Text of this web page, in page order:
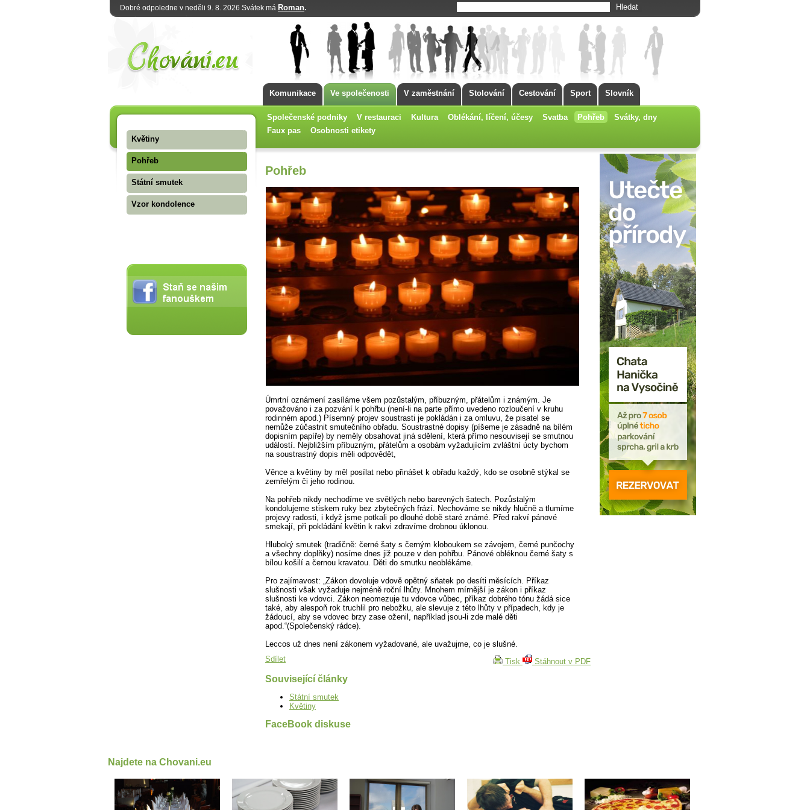
Dobré odpoledne v neděli 9. 8. 2026 Svátek má Roman.
Komunikace Ve společenosti V zaměstnání Stolování Cestování Sport Slovník
Společenské podniky V restauraci Kultura Oblékání, líčení, účesy Svatba Pohřeb
Svátky, dny
Faux pas
Osobnosti etikety
Květiny
Pohřeb
Státní smutek
Vzor kondolence
Pohřeb
Úmrtní oznámení zasíláme všem pozůstalým, příbuzným, přátelům i známým. Je
považováno i za pozvání k pohřbu (není-li na parte přímo uvedeno rozloučení v kruhu
rodinném apod.) Písemný projev soustrasti je pokládán i za omluvu, že pisatel se
nemůže zúčastnit smutečního obřadu. Soustrastné dopisy (píšeme je zásadně na bílém
dopisním papíře) by neměly obsahovat jiná sdělení, která přímo nesouvisejí se smutnou
událostí. Nejbližším příbuzným, přátelům a osobám vyžadujícím zvláštní úcty bychom
na soustrastný dopis měli odpovědět,
Věnce a květiny by měl posílat nebo přinášet k obřadu každý, kdo se osobně stýkal se
zemřelým či jeho rodinou.
Na pohřeb nikdy nechodíme ve světlých nebo barevných šatech. Pozůstalým
kondolujeme stiskem ruky bez zbytečných frází. Nechováme se nikdy hlučně a tlumíme
projevy radosti, i když jsme potkali po dlouhé době staré známé. Před rakví pánové
smekají, při pokládání květin k rakvi zdravíme drobnou úklonou.
Hluboký smutek (tradičně: černé šaty s černým kloboukem se závojem, černé punčochy
a všechny doplňky) nosíme dnes již pouze v den pohřbu. Pánové obléknou černé šaty s
bílou košilí a černou kravatou. Děti do smutku neoblékáme.
Pro zajímavost: „Zákon dovoluje vdově opětný sňatek po desíti měsících. Příkaz
slušnosti však vyžaduje nejméně roční lhůty. Mnohem mírnější je zákon i příkaz
slušnosti ke vdovci. Zákon neomezuje tu vdovce vůbec, příkaz dobrého tónu žádá sice
také, aby alespoň rok truchlil pro nebožku, ale slevuje z této lhůty v případech, kdy je
žádoucí, aby se vdovec brzy zase oženil, například jsou-li zde malé děti
apod.“(Společenský rádce).
Leccos už dnes není zákonem vyžadované, ale uvažujme, co je slušné.
Sdílet
Tisk Stáhnout v PDF
Související články
Státní smutek
Květiny
FaceBook diskuse
Najdete na Chovani.eu